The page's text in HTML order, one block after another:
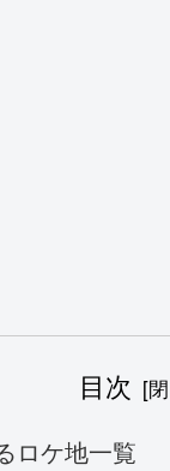
目次
ロケ地一覧